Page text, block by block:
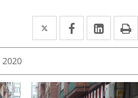
Twitter
Enlace
a
aplicación
externa.
Facebook
Enlace
a
aplicación
externa.
Enlace
a